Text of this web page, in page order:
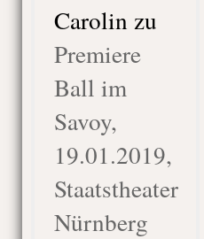
Carolin zu
Premiere
Ball im
Savoy,
19.01.2019,
Staatstheater
Nürnberg